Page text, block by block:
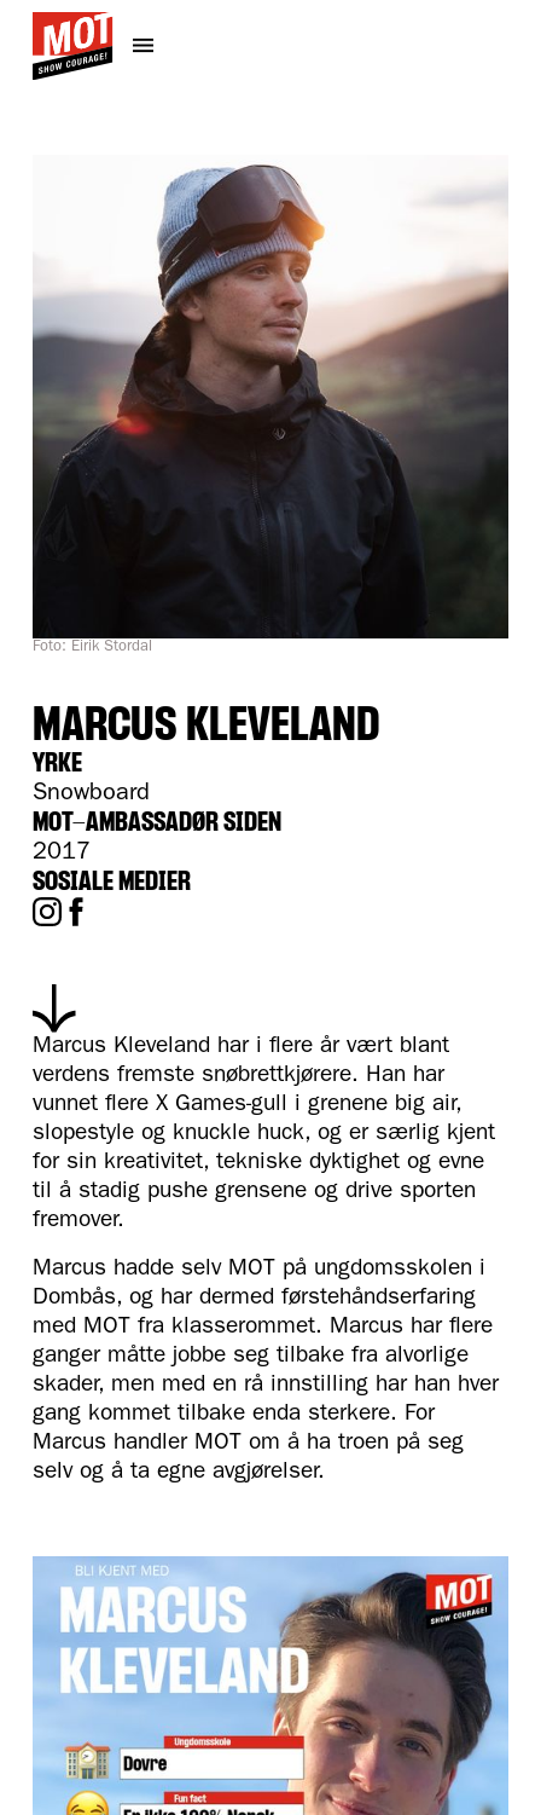
Foto: Eirik Stordal
MARCUS KLEVELAND
YRKE
Snowboard
MOT-AMBASSADØR SIDEN
2017
SOSIALE MEDIER
Marcus Kleveland har i flere år vært blant
verdens fremste snøbrettkjørere. Han har
vunnet flere X Games-gull i grenene big air,
slopestyle og knuckle huck, og er særlig kjent
for sin kreativitet, tekniske dyktighet og evne
til å stadig pushe grensene og drive sporten
fremover.
Marcus hadde selv MOT på ungdomsskolen i
Dombås, og har dermed førstehåndserfaring
med MOT fra klasserommet. Marcus har flere
ganger måtte jobbe seg tilbake fra alvorlige
skader, men med en rå innstilling har han hver
gang kommet tilbake enda sterkere. For
Marcus handler MOT om å ha troen på seg
selv og å ta egne avgjørelser.